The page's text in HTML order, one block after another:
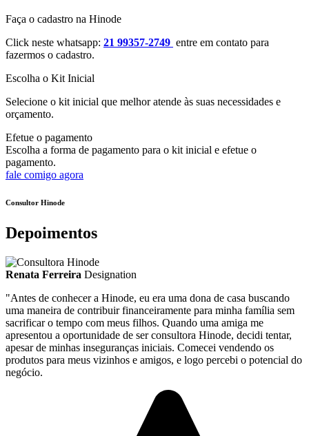
Faça o cadastro na Hinode
Click neste whatsapp: 21 99357-2749 entre em contato para
fazermos o cadastro.
Escolha o Kit Inicial
Selecione o kit inicial que melhor atende às suas necessidades e
orçamento.
Efetue o pagamento
Escolha a forma de pagamento para o kit inicial e efetue o
pagamento.
fale comigo agora
Consultor Hinode
Depoimentos
Renata Ferreira Designation
"Antes de conhecer a Hinode, eu era uma dona de casa buscando
uma maneira de contribuir financeiramente para minha família sem
sacrificar o tempo com meus filhos. Quando uma amiga me
apresentou a oportunidade de ser consultora Hinode, decidi tentar,
apesar de minhas inseguranças iniciais. Comecei vendendo os
produtos para meus vizinhos e amigos, e logo percebi o potencial do
negócio.